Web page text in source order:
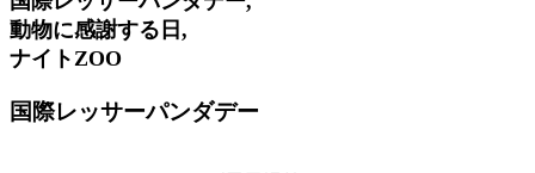
動物に感謝する日,
ナイトZOO
国際レッサーパンダデー